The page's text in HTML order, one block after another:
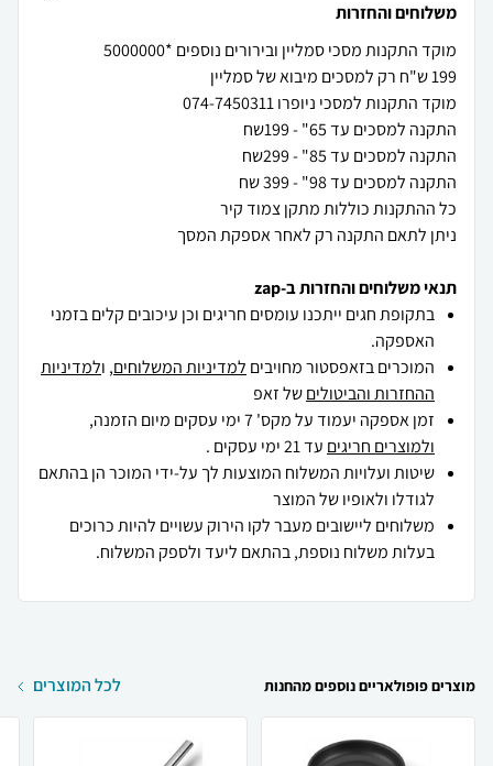
משלוחים והחזרות
ניתן לתאם התקנה רק לאחר אספקת המסך
תנאי משלוחים והחזרות ב-zap
בתקופת חגים ייתכנו עומסים חריגים וכן עיכובים קלים בזמני
האספקה.
המוכרים בזאפסטור מחויבים למדיניות המשלוחים, ולמדיניות
ההחזרות והביטוליםשל זאפ
זמן אספקה יעמוד על מקס' 7 ימי עסקים מיום הזמנה,
ולמוצרים חריגים עד 21 ימי עסקים .
שיטות ועלויות המשלוח המוצעות לך על-ידי המוכר הן בהתאם
לגודלו ולאופיו של המוצר
משלוחים ליישובים מעבר לקו הירוק עשויים להיות כרוכים
בעלות משלוח נוספת, בהתאם ליעד ולספק המשלוח.
מוצרים פופולאריים נוספים מהחנות לכל המוצרים